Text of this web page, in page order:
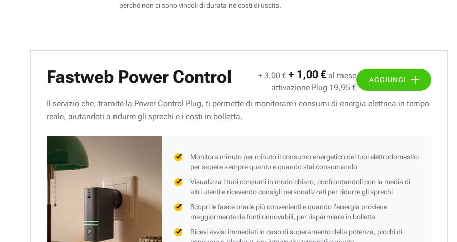
perché non ci sono vincoli di durata né costi di uscita.
Fastweb Power Control + 3,00 € + 1,00 € al mese
attivazione Plug 19,95 €
AGGIUNGI
Il servizio che, tramite la Power Control Plug, ti permette di monitorare i consumi di energia elettrica in tempo
reale, aiutandoti a ridurre gli sprechi e i costi in bolletta.
Monitora minuto per minuto il consumo energetico dei tuoi elettrodomestici
per sapere sempre quanto e quando stai consumando
Visualizza i tuoi consumi in modo chiaro, confrontandoli con la media di
altri utenti e ricevendo consigli personalizzati per ridurre gli sprechi
Scopri le fasce orarie più convenienti e quando l’energia proviene
maggiormente da fonti rinnovabili, per risparmiare in bolletta
Ricevi avvisi immediati in caso di superamento della potenza, picchi di